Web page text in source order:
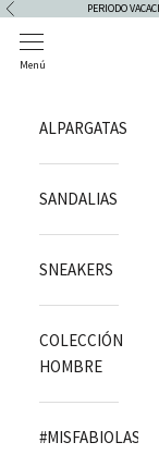
Ir al contenido
Anterior PERIODO
Abrir menú de
Menú
ALPARGATAS
SANDALIAS
SNEAKERS
COLECCIÓN
HOMBRE
#MISFABIOLAS